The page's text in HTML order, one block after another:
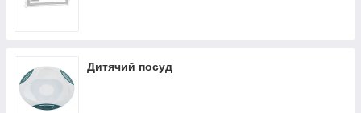
Дитячий посуд